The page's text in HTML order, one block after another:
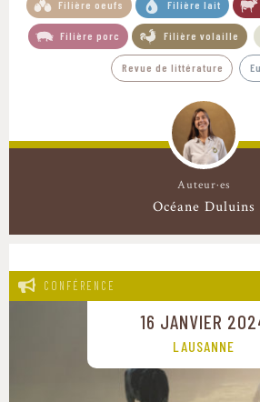
Filière oeufs Filière lait
Filière porc Filière volaille
Revue de littérature
Auteur·es
Océane Duluins
CONFÉRENCE
16 JANVIER
LAUSANNE